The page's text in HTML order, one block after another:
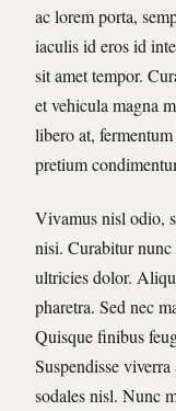
ac lorem porta,
iaculis id eros id
sit amet tempor.
et vehicula magna
libero at,
pretium
Vivamus nisl odio,
nisi. Curabitur nunc
ultricies dolor.
pharetra. Sed nec
Quisque finibus
Suspendisse
sodales nisl. Nunc